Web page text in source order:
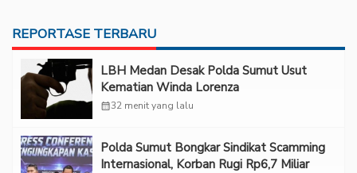
REPORTASE TERBARU
LBH Medan Desak Polda Sumut Usut
Kematian Winda Lorenza
calendar_month32 menit yang lalu
Polda Sumut Bongkar Sindikat Scamming
Internasional, Korban Rugi Rp6,7 Miliar